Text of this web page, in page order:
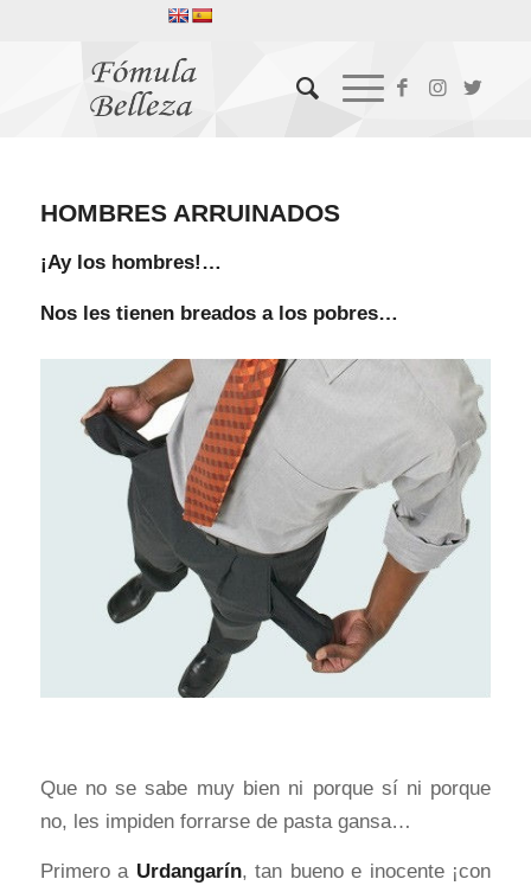
HOMBRES ARRUINADOS
¡Ay los hombres!…
Nos les tienen breados a los pobres…
Que no se sabe muy bien ni porque sí ni porque
no, les impiden forrarse de pasta gansa…
Primero a Urdangarín, tan bueno e inocente ¡con